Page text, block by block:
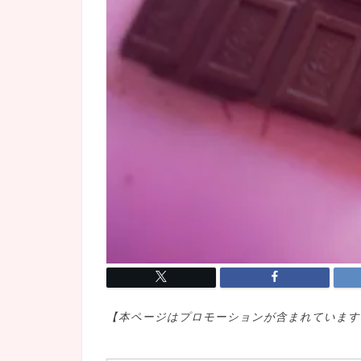
【本ページはプロモ ーションが含まれていま